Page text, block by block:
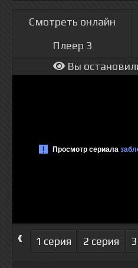
Смотреть онлайн
Плеер 3
Вы
‹ 1 серия 2 серия